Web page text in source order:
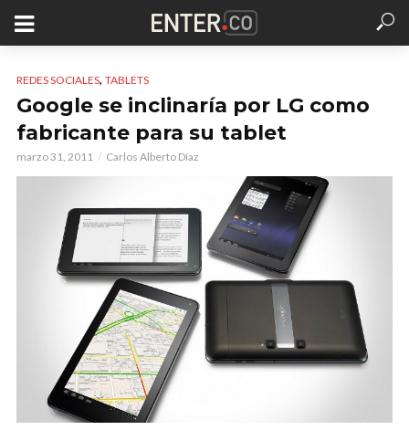
REDES SOCIALES, TABLETS
Google se inclinaría por LG como
fabricante para su tablet
marzo 31, 2011 Carlos Alberto Díaz